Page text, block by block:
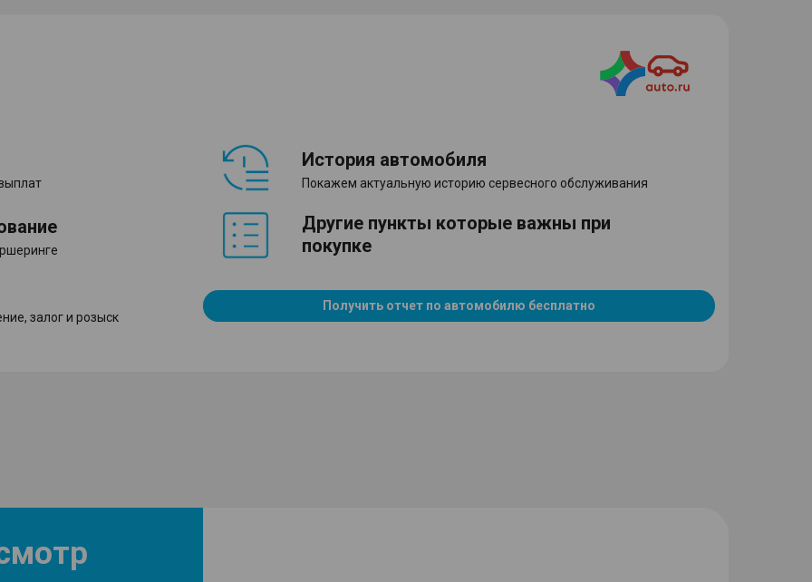
залог и розыск
История автомобиля
Покажем актуальную историю сервесного обслуживания
Другие пункты которые важны при
покупке
Получить отчет по автомобилю бесплатно